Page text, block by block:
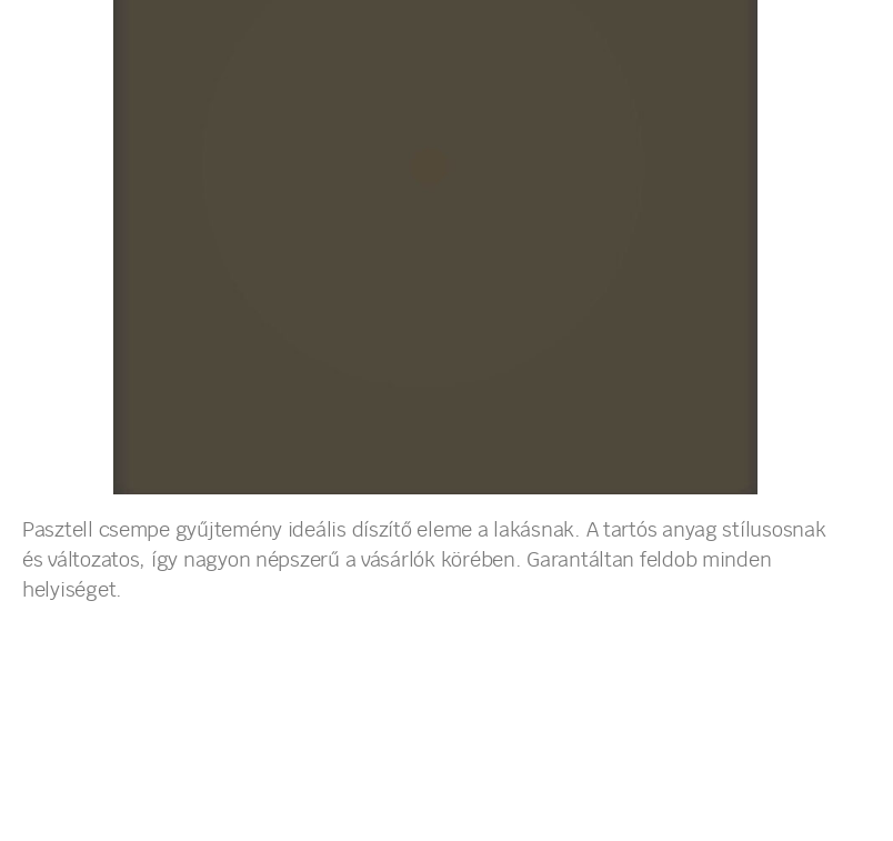
Pasztell csempe gyűjtemény ideális díszítő eleme a lakásnak. A tartós anyag stílusosnak
és változatos, így nagyon népszerű a vásárlók körében. Garantáltan feldob minden
helyiséget.